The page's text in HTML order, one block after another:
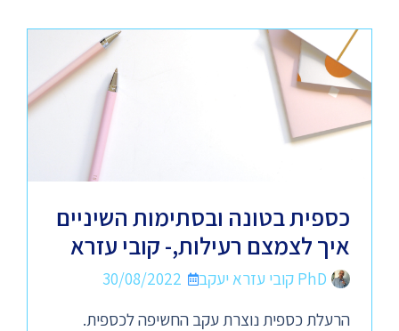
כספית בטונה ובסתימות השיניים
איך לצמצם רעילות,- קובי עזרא
PhD קובי עזרא יעקב
30/08/2022
הרעלת כספית נוצרת עקב החשיפה לכספית.